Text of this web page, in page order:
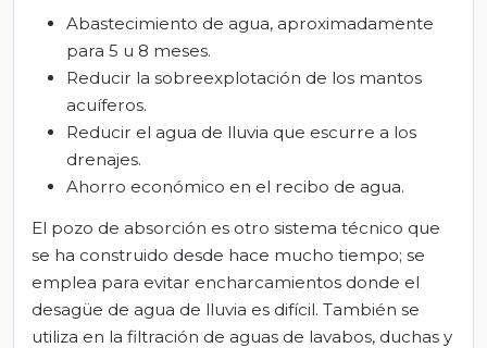
Abastecimiento de agua, aproximadamente
para 5 u 8 meses.
Reducir la sobreexplotación de los mantos
acuíferos.
Reducir el agua de lluvia que escurre a los
drenajes.
Ahorro económico en el recibo de agua.
El pozo de absorción es otro sistema técnico que
se ha construido desde hace mucho tiempo; se
emplea para evitar encharcamientos donde el
desagüe de agua de lluvia es difícil. También se
utiliza en la filtración de aguas de lavabos, duchas y